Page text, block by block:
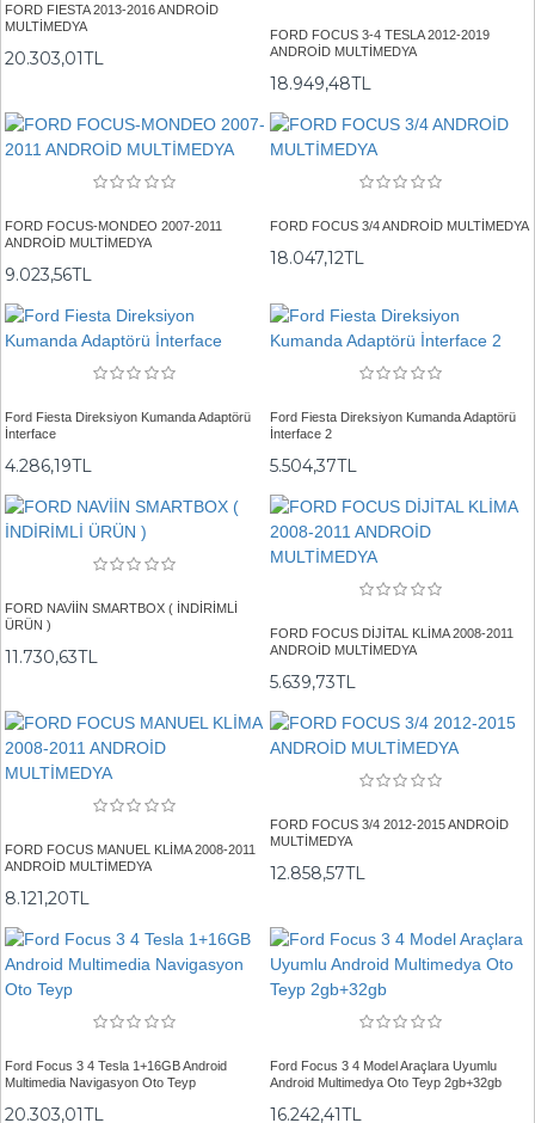
FORD FIESTA 2013-2016 ANDROİD
MULTİMEDYA
20.303,01TL
FORD FOCUS 3-4 TESLA 2012-2019
ANDROİD MULTİMEDYA
18.949,48TL
FORD FOCUS-MONDEO 2007-2011
ANDROİD MULTİMEDYA
9.023,56TL
FORD FOCUS 3/4 ANDROİD MULTİMEDYA
18.047,12TL
Ford Fiesta Direksiyon Kumanda Adaptörü
İnterface
4.286,19TL
Ford Fiesta Direksiyon Kumanda Adaptörü
İnterface 2
5.504,37TL
FORD NAVİİN SMARTBOX ( İNDİRİMLİ
ÜRÜN )
11.730,63TL
FORD FOCUS DİJİTAL KLİMA 2008-2011
ANDROİD MULTİMEDYA
5.639,73TL
FORD FOCUS MANUEL KLİMA 2008-2011
ANDROİD MULTİMEDYA
8.121,20TL
FORD FOCUS 3/4 2012-2015 ANDROİD
MULTİMEDYA
12.858,57TL
Ford Focus 3 4 Tesla 1+16GB Android
Multimedia Navigasyon Oto Teyp
20.303,01TL
Ford Focus 3 4 Model Araçlara Uyumlu
Android Multimedya Oto Teyp 2gb+32gb
16.242,41TL